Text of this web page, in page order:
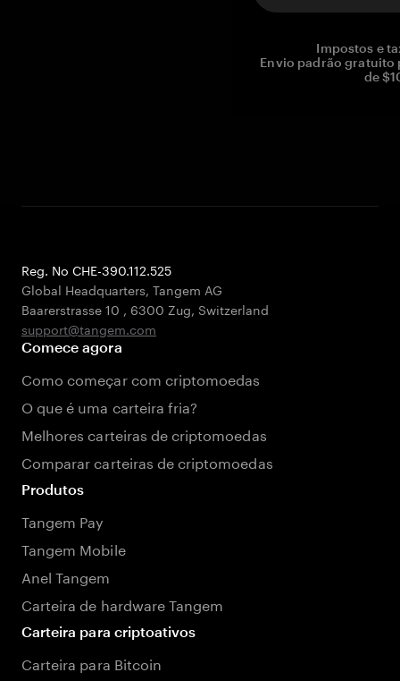
Impostos e
Envio padrão gratuito
de
Reg. No CHE-390.112.525
Global Headquarters, Tangem AG
Baarerstrasse 10 , 6300 Zug, Switzerland
support@tangem.com
Comece agora
Como começar com criptomoedas
O que é uma carteira fria?
Melhores carteiras de criptomoedas
Comparar carteiras de criptomoedas
Produtos
Tangem Pay
Tangem Mobile
Anel Tangem
Carteira de hardware Tangem
Carteira para criptoativos
Carteira para Bitcoin